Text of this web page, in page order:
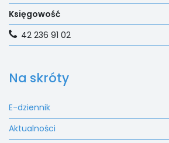
Na skróty
E-dziennik
Aktualności
Księgowość
42 236 91 02